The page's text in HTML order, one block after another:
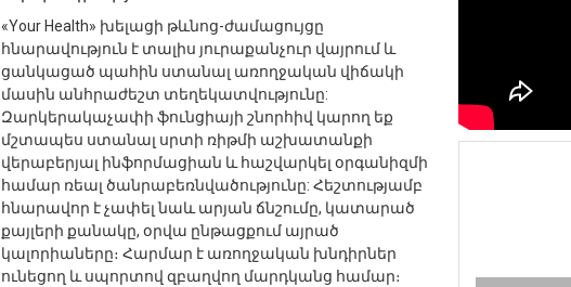
«Your Health» խելացի թևնոց-ժամացույցը
հնարավություն է տալիս յուրաքանչուր վայրում և
ցանկացած պահին ստանալ առողջական վիճակի
մասին անհրաժեշտ տեղեկատվությունը:
Զարկերակաչափի ֆունցիայի շնորհիվ կարող եք
մշտապես ստանալ սրտի ռիթմի աշխատանքի
վերաբերյալ ինֆորմացիան և հաշվարկել օրգանիզմի
համար ռեալ ծանրաբեռնվածությունը: Հեշտությամբ
հնարավոր է չափել նաև արյան ճնշումը, կատարած
քայլերի քանակը, օրվա ընթացքում այրած
կալորիաները։ Հարմար է առողջական խնդիրներ
ունեցող և սպորտով զբաղվող մարդկանց համար։